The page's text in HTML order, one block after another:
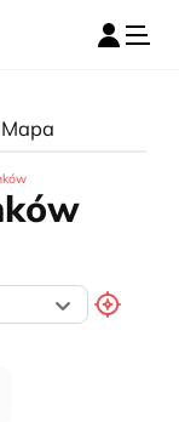
Mapa